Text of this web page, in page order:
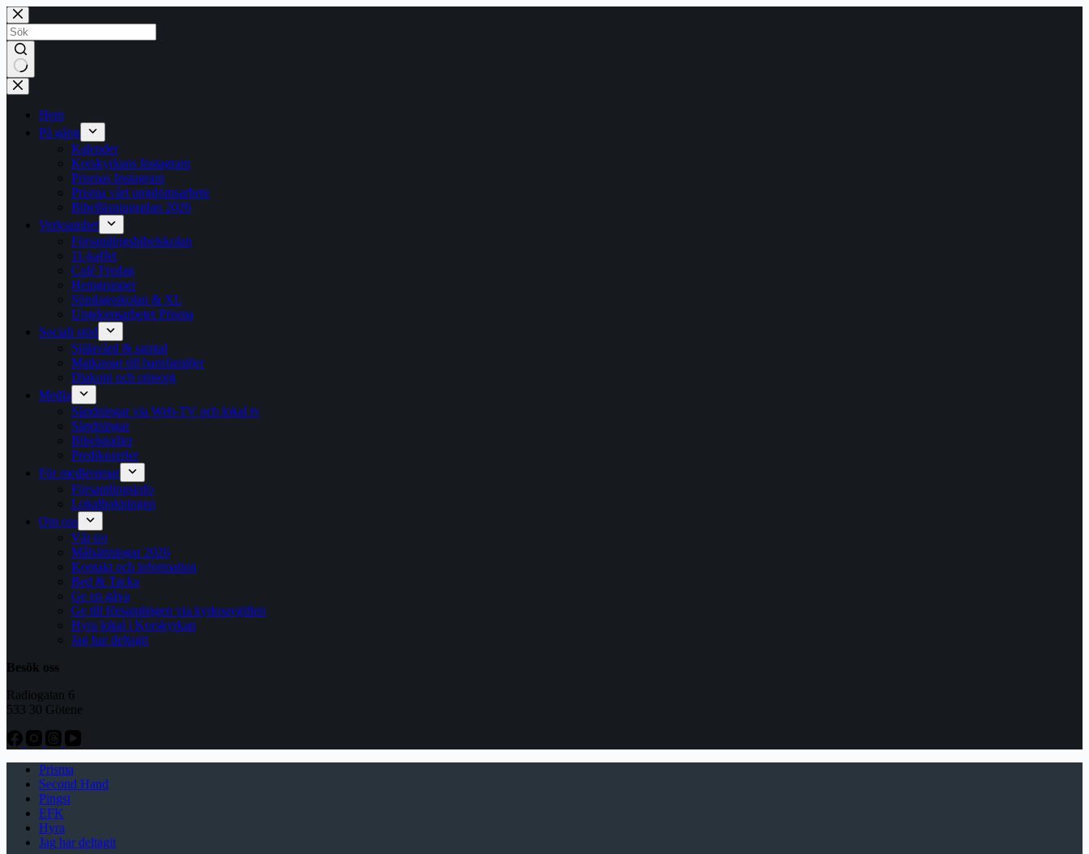
Hoppa
till
innehåll
Inga
resultat
Hem
På gång
Kalender
Korskyrkans Instagram
Prismas Instagram
Prisma vårt ungdomsarbete
Bibelläsningsplan 2026
Verksamhet
Församlingsbibelskolan
11-kaffet
Café Fredag
Hemgrupper
Söndagsskolan & XL
Ungdomsarbetet Prisma
Socialt stöd
Själavård & samtal
Matkassar till barnfamiljer
Diakoni och omsorg
Media
Sändningar via Web-TV och lokal tv
Sändningar
Bibelstudier
Predikoserier
För medlemmar
Församlingsinfo
Lokalbokningen
Om oss
Vår tro
Målsättningar 2026
Kontakt och information
Bed & Tacka
Ge en gåva
Ge till församlingen via kyrkoavgiften
Hyra lokal i Korskyrkan
Jag har deltagit
Besök oss
Radiogatan 6
533 30 Götene
Prisma
Second Hand
Pingst
EFK
Hyra
Jag har deltagit